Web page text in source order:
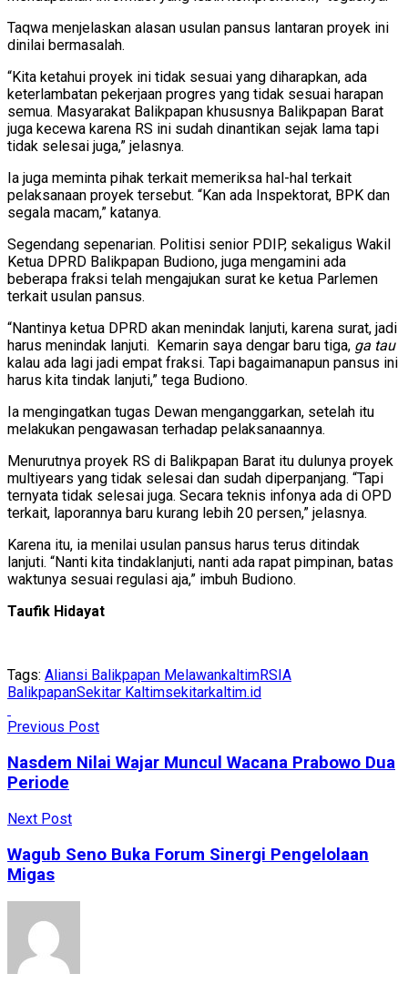
Taqwa menjelaskan alasan usulan pansus lantaran proyek ini
dinilai bermasalah.
“Kita ketahui proyek ini tidak sesuai yang diharapkan, ada
keterlambatan pekerjaan progres yang tidak sesuai harapan
semua. Masyarakat Balikpapan khususnya Balikpapan Barat
juga kecewa karena RS ini sudah dinantikan sejak lama tapi
tidak selesai juga,” jelasnya.
Ia juga meminta pihak terkait memeriksa hal-hal terkait
pelaksanaan proyek tersebut. “Kan ada Inspektorat, BPK dan
segala macam,” katanya.
Segendang sepenarian. Politisi senior PDIP, sekaligus Wakil
Ketua DPRD Balikpapan Budiono, juga mengamini ada
beberapa fraksi telah mengajukan surat ke ketua Parlemen
terkait usulan pansus.
“Nantinya ketua DPRD akan menindak lanjuti, karena surat, jadi
harus menindak lanjuti. Kemarin saya dengar baru tiga, ga tau
kalau ada lagi jadi empat fraksi. Tapi bagaimanapun pansus ini
harus kita tindak lanjuti,” tega Budiono.
Ia mengingatkan tugas Dewan menganggarkan, setelah itu
melakukan pengawasan terhadap pelaksanaannya.
Menurutnya proyek RS di Balikpapan Barat itu dulunya proyek
multiyears yang tidak selesai dan sudah diperpanjang. “Tapi
ternyata tidak selesai juga. Secara teknis infonya ada di OPD
terkait, laporannya baru kurang lebih 20 persen,” jelasnya.
Karena itu, ia menilai usulan pansus harus terus ditindak
lanjuti. “Nanti kita tindaklanjuti, nanti ada rapat pimpinan, batas
waktunya sesuai regulasi aja,” imbuh Budiono.
Taufik Hidayat
Tags: Aliansi Balikpapan MelawankaltimRSIA
BalikpapanSekitar Kaltimsekitarkaltim.id
Previous Post
Nasdem Nilai Wajar Muncul Wacana Prabowo Dua
Periode
Next Post
Wagub Seno Buka Forum Sinergi Pengelolaan
Migas